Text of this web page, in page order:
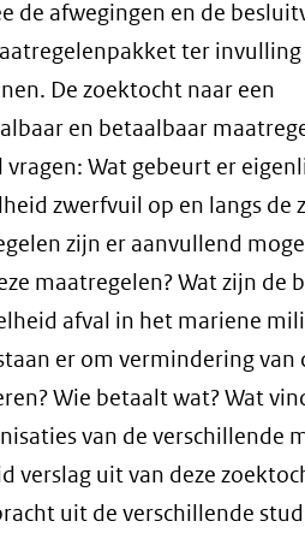
de afwegingen en de
ter invulling
De zoektocht naar een
en betaalbaar
Wat gebeurt er
zwerfvuil op en langs de
zijn er aanvullend
maatregelen? Wat zijn de
afval in het mariene
er om vermindering van
Wie betaalt wat? Wat
van de verschillende
verslag uit van deze
uit de verschillende